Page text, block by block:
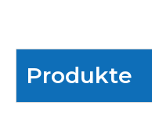
Produkte